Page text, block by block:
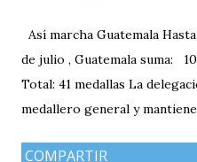
Así marcha Guatemala
de julio , Guatemala suma:
Total: 41 medallas La
medallero general y
COMPARTIR